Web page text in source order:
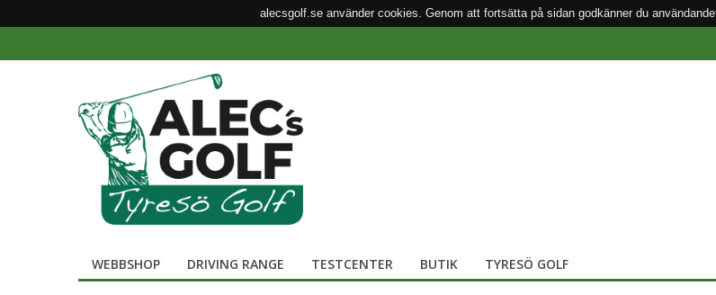
alecsgolf.se använder cookies. Genom att fortsätta på sidan godkänner du
WEBBSHOP DRIVING RANGE TESTCENTER BUTIK TYRESÖ GOLF